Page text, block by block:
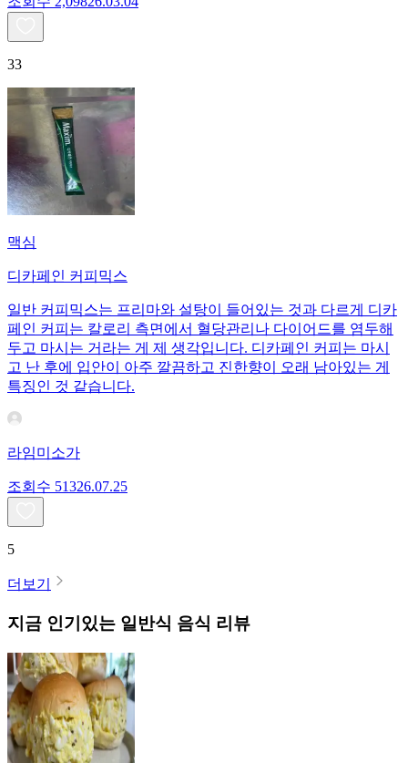
33
맥심
디카페인 커피믹스
일반 커피믹스는 프리마와 설탕이 들어있는 것과 다르게 디카
페인 커피는 칼로리 측면에서 혈당관리나 다이어드를 염두해
두고 마시는 거라는 게 제 생각입니다. 디카페인 커피는 마시
고 난 후에 입안이 아주 깔끔하고 진한향이 오래 남아있는 게
특징인 것 같습니다.
라임미소가
조회수 51326.07.25
5
더보기
지금 인기있는 일반식 음식 리뷰